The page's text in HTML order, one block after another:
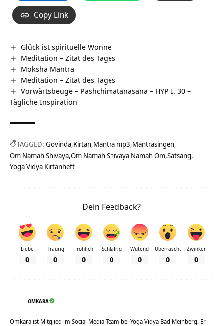
Copy Link
Glück ist spirituelle Wonne
Meditation – Zitat des Tages
Moksha Mantra
Meditation – Zitat des Tages
Vorwärtsbeuge – Pashchimatanasana – HYP I. 30 –
Tägliche Inspiration
TAGGED: Govinda Kirtan Mantra mp3 Mantrasingen
Om Namah Shivaya Om Namah Shivaya Namah Om Satsang
Yoga Vidya Kirtanheft
Dein Feedback?
Liebe
0
Traurig
0
Fröhlich
0
Schläfrig
0
Wütend
0
Überrascht
0
Zwinker
0
OMKARA
Omkara ist Mitglied im Social Media Team bei Yoga Vidya Bad Meinberg. Er